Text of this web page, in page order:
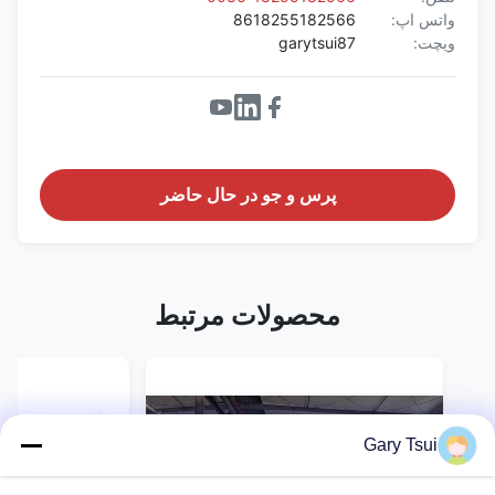
واتس اپ:
8618255182566
ویچت:
garytsui87
پرس و جو در حال حاضر
محصولات مرتبط
Gary Tsui